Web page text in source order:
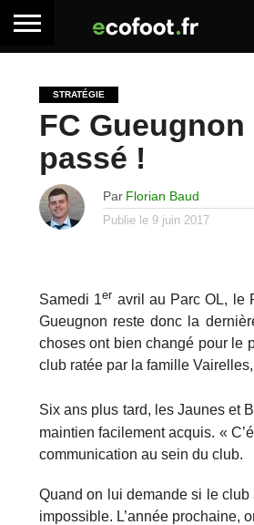
STRATÉGIE
FC
passé !
Par Florian Baud
Publie le 9 juin 2017
Samedi 1er avril au Parc OL, le
Gueugnon reste donc la
choses ont bien changé pour le
club ratée par la famille
Six ans plus tard, les Jaunes et
maintien facilement acquis. «
communication au sein du club.
Quand on lui demande si le club
impossible. L’année prochaine,